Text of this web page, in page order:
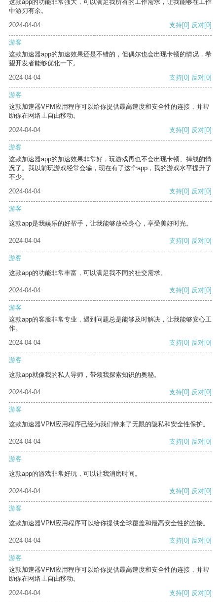
这款app的功能非常强大，可以满足我所有的工作需求，让我能够在工作
中游刃有余。
2024-04-04
支持[0] 反对[0]
游客
这款加速器app的加速效果还是不错的，但偶尔也会出现卡顿的情况，希
望开发者能够优化一下。
2024-04-04
支持[0] 反对[0]
游客
这款加速器VPM应用程序可以给你提供最高速度和安全性的连接，并帮
助你在网络上自由移动。
2024-04-04
支持[0] 反对[0]
游客
这款加速器app的加速效果非常好，玩游戏再也不会出现卡顿、掉线的情
况了。我以前玩游戏经常会输，现在有了这个app，我的游戏水平提升了
不少。
2024-04-04
支持[0] 反对[0]
游客
这款app是我娱乐的好帮手，让我能够放松身心，享受美好时光。
2024-04-04 支持[0] 反对[0]
游客
这款app的功能非常丰富，可以满足我不同的社交需求。
2024-04-04 支持[0] 反对[0]
游客
这款app的客服非常专业，遇到问题总是能够及时解决，让我能够安心工
作。
2024-04-04
支持[0] 反对[0]
游客
这款app就像我的私人导师，带领我探索知识的奥秘。
2024-04-04 支持[0] 反对[0]
游客
这款加速器VPM应用程序已经为我们带来了无限的隐私和安全性保护。
2024-04-04 支持[0] 反对[0]
游客
这款app的游戏非常好玩，可以让我消磨时间。
2024-04-04 支持[0] 反对[0]
游客
这款加速器VPM应用程序可以给你提供全球覆盖和最高安全性的连接。
2024-04-04 支持[0] 反对[0]
游客
这款加速器VPM应用程序可以给你提供最高速度和安全性的连接，并帮
助你在网络上自由移动。
2024-04-04
支持[0] 反对[0]